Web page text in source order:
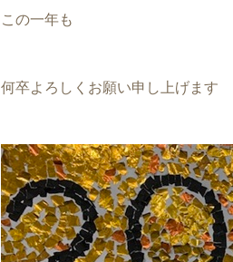
この一年も
何卒よろしくお願い申し上げます